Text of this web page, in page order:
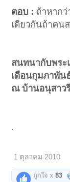
ตอบ : ถ้าหาก
เดียวกันถ้าคน
สนทนากับพร
เดือนกุมภาพั
ณ บ้านอนุสาว
.
1 ตุลาคม 2010
ถูกใจ x83